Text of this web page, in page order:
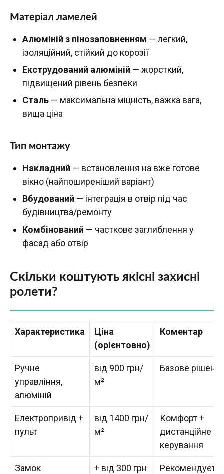
Матеріал ламелей
Алюміній з пінозаповненням — легкий,
ізоляційний, стійкий до корозії
Екструдований алюміній — жорсткий,
підвищений рівень безпеки
Сталь — максимальна міцність, важка вага,
вища ціна
Тип монтажу
Накладний — встановлення на вже готове
вікно (найпоширеніший варіант)
Вбудований — інтеграція в отвір під час
будівництва/ремонту
Комбінований — часткове заглиблення у
фасад або отвір
Скільки коштують якісні захисні
ролети?
Характеристика
Ціна
(орієнтовно)
Коментар
Ручне
управління,
алюміній
від 900 грн/
м²
Базове
Електропривід +
пульт
від 1400 грн/
м²
Комфорт +
дистанційне
керування
Замок
+ від 300 грн